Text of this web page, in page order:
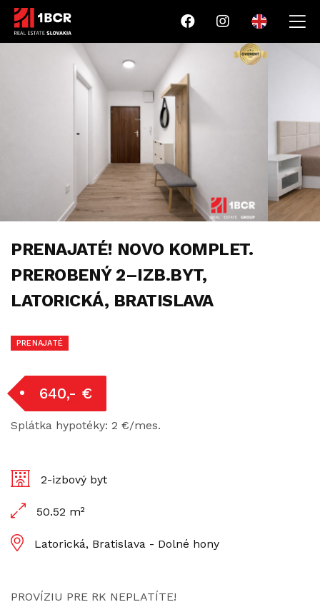
PRENAJATÉ! NOVO KOMPLET.
PREROBENÝ 2–IZB.BYT,
LATORICKÁ, BRATISLAVA
PRENAJATÉ
640,- €
Splátka hypotéky: 2 €/mes.
2-izbový byt
50.52 m²
Latorická, Bratislava - Dolné hony
PROVÍZIU PRE RK NEPLATÍTE!